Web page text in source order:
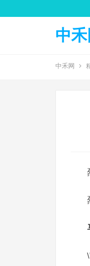
中禾
中禾网